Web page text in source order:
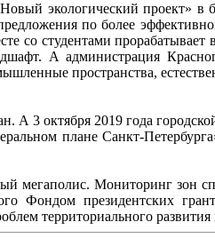
экологический проект»
по более
со студентами
А администрация
пространства,
3 октября 2019 года
плане Санкт-
Мониторинг зон
Фондом президентских
территориального